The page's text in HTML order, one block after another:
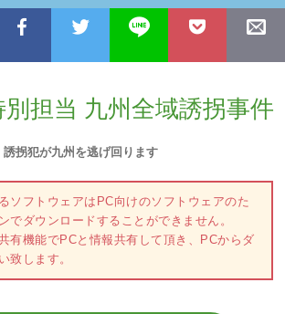
担当 九州全域誘拐事件
誘拐犯が九州を逃げ回ります
ソフトウェアはPC向けのソフトウェアのた
でダウンロードすることができません。
有機能でPCと情報共有して頂き、PCからダ
致します。